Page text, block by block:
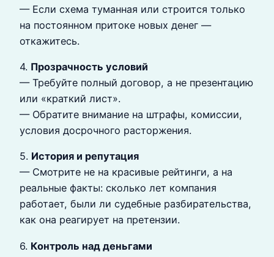
— Если схема туманная или строится только
на постоянном притоке новых денег —
откажитесь.
4. Прозрачность условий
— Требуйте полный договор, а не презентацию
или «краткий лист».
— Обратите внимание на штрафы, комиссии,
условия досрочного расторжения.
5. История и репутация
— Смотрите не на красивые рейтинги, а на
реальные факты: сколько лет компания
работает, были ли судебные разбирательства,
как она реагирует на претензии.
6. Контроль над деньгами